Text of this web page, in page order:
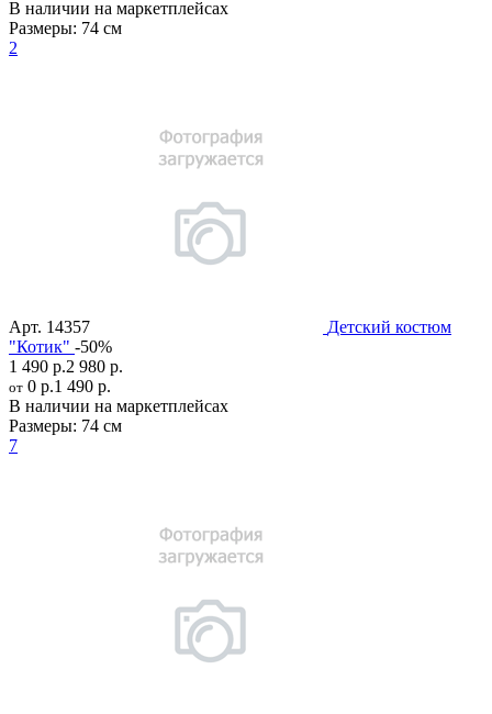
В наличии на маркетплейсах
Размеры: 74 см
2
Арт. 14357
Детский костюм
"Котик" -50%
1 490 р.2 980 р.
от 0 р.1 490 р.
В наличии на маркетплейсах
Размеры: 74 см
7